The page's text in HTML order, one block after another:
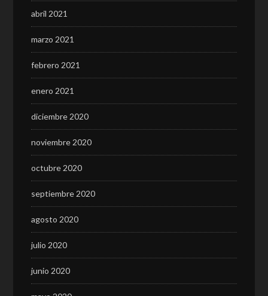
abril 2021
marzo 2021
febrero 2021
enero 2021
diciembre 2020
noviembre 2020
octubre 2020
septiembre 2020
agosto 2020
julio 2020
junio 2020